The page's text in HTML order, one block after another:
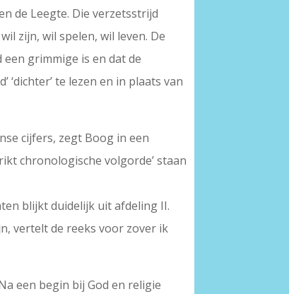
de Leegte. Die verzetsstrijd
zijn, wil spelen, wil leven. De
grimmige is en dat de
te lezen en in plaats van
cijfers, zegt Boog in een
chronologische volgorde’ staan
blijkt duidelijk uit afdeling II.
vertelt de reeks voor zover ik
een begin bij God en religie